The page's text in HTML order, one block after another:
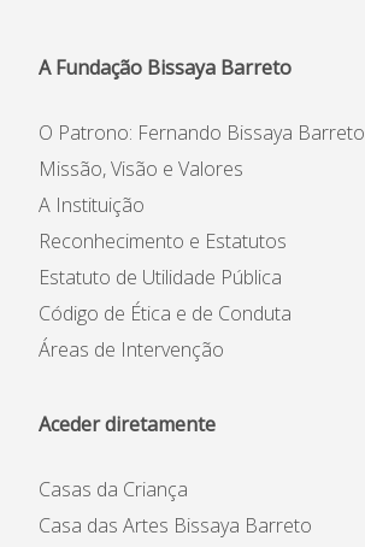
A Fundação Bissaya Barreto
O Patrono: Fernando Bissaya Barreto
Missão, Visão e Valores
A Instituição
Reconhecimento e Estatutos
Estatuto de Utilidade Pública
Código de Ética e de Conduta
Áreas de Intervenção
Aceder diretamente
Casas da Criança
Casa das Artes Bissaya Barreto